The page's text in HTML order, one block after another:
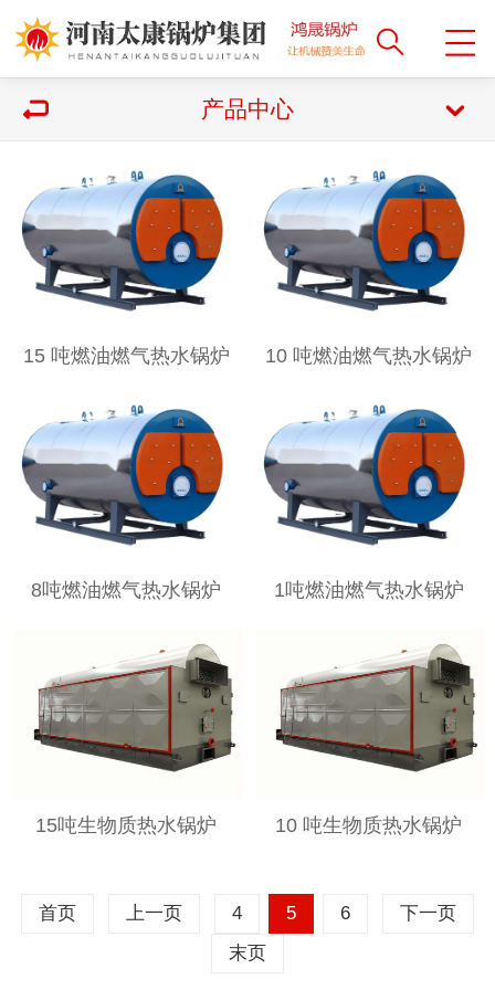
产品中心
15 吨燃油燃气热水锅炉 10 吨燃油燃气热水锅炉
8吨燃油燃气热水锅炉 1吨燃油燃气热水锅炉
15吨生物质热水锅炉 10 吨生物质热水锅炉
首页 上一页 4 5 6
下一页
末页